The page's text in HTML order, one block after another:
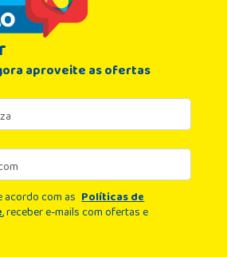
aproveite as ofertas
acordo com as Políticas de
, receber e-mails com ofertas e